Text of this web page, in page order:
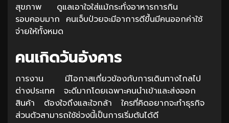
สุขภาพ ดูแลเอาใจใส่แม้กระทั่งอาหารการกิน
รอบคอบมาก คนเจ็บป่วยจะมีอาการดีขึ้นมีคนออกค่าใช้
จ่ายให้ทั้งหมด
คนเกิดวันอังคาร
การงาน มีโอกาสเกี่ยวข้องกับการเดินทางไกลไป
ต่างประเทศ จะดีมากโดยเฉพาะคนนำเข้าและส่งออก
สินค้า ต้องใจถึงและใจกล้า ใครที่คิดอยากจะทำธุรกิจ
ส่วนตัวสามารถใช้ช่วงนี้เป็นการเริ่มต้นได้ดี